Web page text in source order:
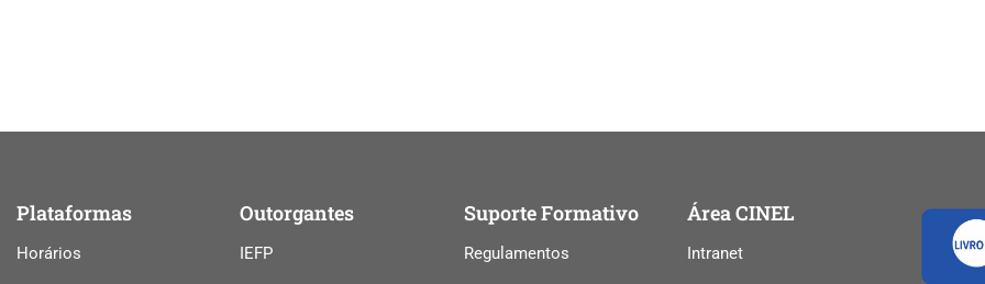
Plataformas
Horários
Outorgantes
IEFP
Suporte Formativo
Regulamentos
Área CINEL
Intranet